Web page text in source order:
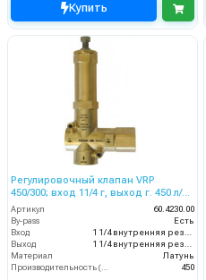
Купить
Регулировочный клапан VRP
450/300; вход 11/4 г, выход г. 450 л/
мин 330 бар
Артикул
60.4230.00
By-pass
Есть
Вход
Выход
Материал
Латунь
450